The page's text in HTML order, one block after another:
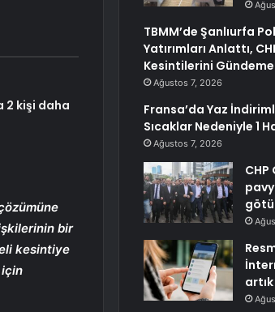
2 kişi daha
bir
kesintiye
için
TBMM’de Şanlıurfa
Yatırımları Anlattı,
Kesintilerini Gündeme
Ağustos 7, 2026
Fransa’da Yaz
Sıcaklar Nedeniyle 1
Ağustos 7, 2026
CHP